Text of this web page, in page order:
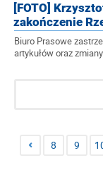
[FOTO]
zakończenie
Biuro Prasowe
artykułów oraz
8 9